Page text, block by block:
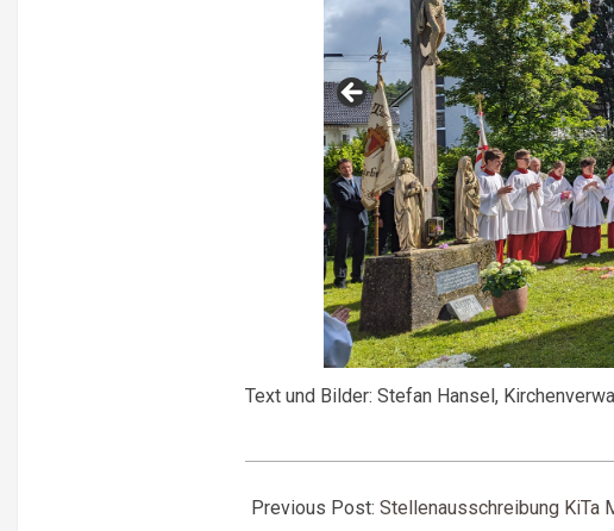
Text und Bilder: Stefan Hansel,
05-
Previous Post: Stellenausschreibung KiTa